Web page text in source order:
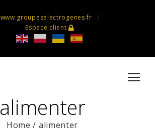
www.groupeselectrogenes.fr
Espace client
alimenter
Home / alimenter